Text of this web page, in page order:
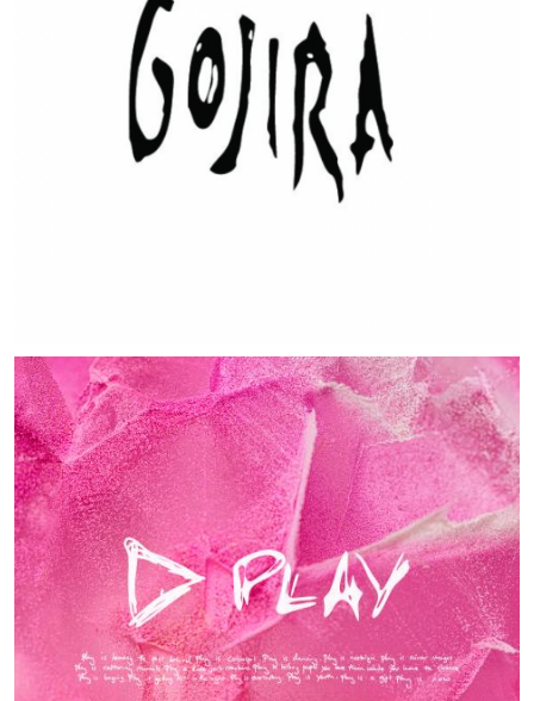
MUSIC ARTISTS
MUSIC ARTISTS